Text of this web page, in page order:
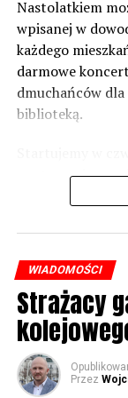
zabezpieczeń.
norm
zrobić. Tam są
zaznacza.
Foto: Wojciech
Nastolatkiem
wpisanej w
każdego
darmowe
dmuchańców
biblioteką.
występami
WIADOMOŚCI
Strażacy
Przez